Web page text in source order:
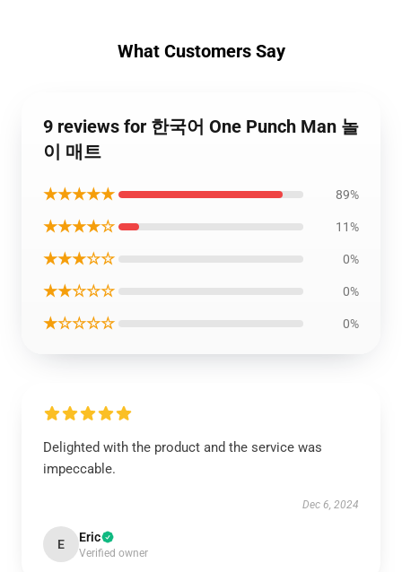
What Customers Say
9 reviews for 한국어 One Punch Man 놀
이 매트
★★★★★ 89%
★★★★☆ 11%
★★★☆☆ 0%
★★☆☆☆ 0%
★☆☆☆☆ 0%
Delighted with the product and the service was
impeccable.
Dec 6, 2024
E Eric
Verified owner